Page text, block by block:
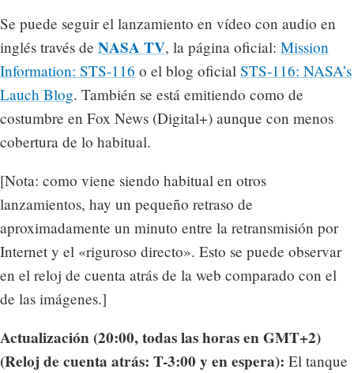
Se puede seguir el lanzamiento en vídeo con audio en
inglés través de NASA TV, la página oficial: Mission
Information: STS-116 o el blog oficial STS-116: NASA’s
Lauch Blog. También se está emitiendo como de
costumbre en Fox News (Digital+) aunque con menos
cobertura de lo habitual.
[Nota: como viene siendo habitual en otros
lanzamientos, hay un pequeño retraso de
aproximadamente un minuto entre la retransmisión por
Internet y el «riguroso directo». Esto se puede observar
en el reloj de cuenta atrás de la web comparado con el
de las imágenes.]
Actualización (20:00, todas las horas en GMT+2)
(Reloj de cuenta atrás: T-3:00 y en espera): El tanque